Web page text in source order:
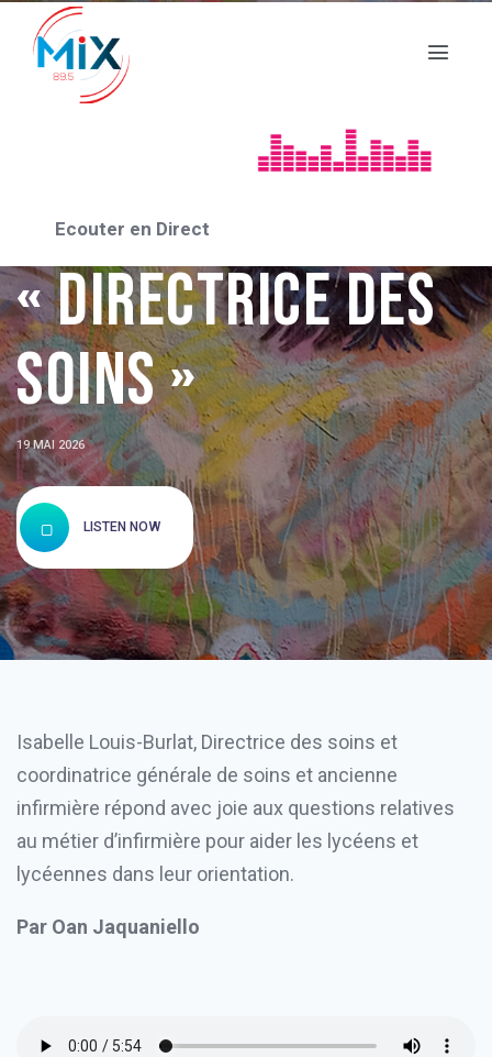
Ecouter en Direct
FORUM DES MÉTIERS
Forum des
métiers :
« Directrice des
soins »
19 MAI 2026
LISTEN NOW
Isabelle Louis-Burlat, Directrice des soins et
coordinatrice générale de soins et ancienne
infirmière répond avec joie aux questions relatives
au métier d’infirmière pour aider les lycéens et
lycéennes dans leur orientation.
Par Oan Jaquaniello